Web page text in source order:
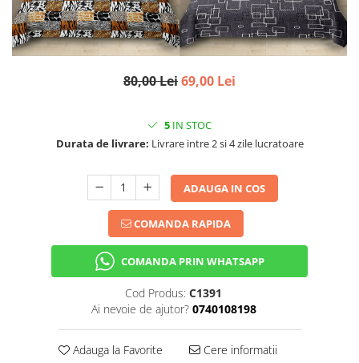
80,00 Lei69,00 Lei
5 IN STOC
Durata de livrare: Livrare intre 2 si 4 zile lucratoare
ADAUGA IN COS
COMANDA RAPIDA
COMANDA PRIN WHATSAPP
Cod Produs: C1391
Ai nevoie de ajutor? 0740108198
Adauga la Favorite Cere informatii